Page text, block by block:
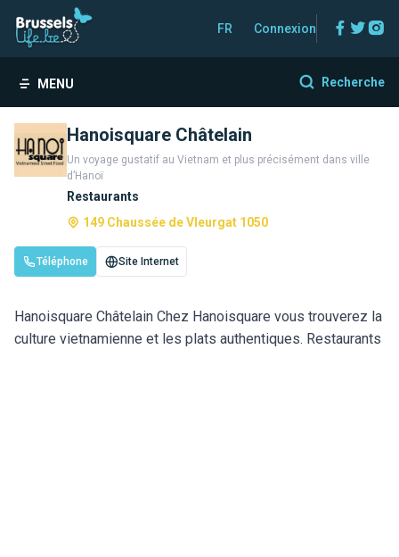
FR Connexion
MENU Recherche
Hanoisquare Châtelain
Un voyage gustatif au Vietnam et plus précisément dans ville
d’Hanoï
Restaurants
149 Chaussée de Vleurgat 1050
Téléphone Site Internet
Hanoisquare Châtelain Chez Hanoisquare vous trouverez la
culture vietnamienne et les plats authentiques. Restaurants